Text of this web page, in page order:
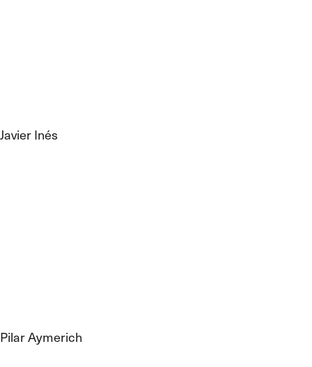
Javier Inés
Pilar Aymerich